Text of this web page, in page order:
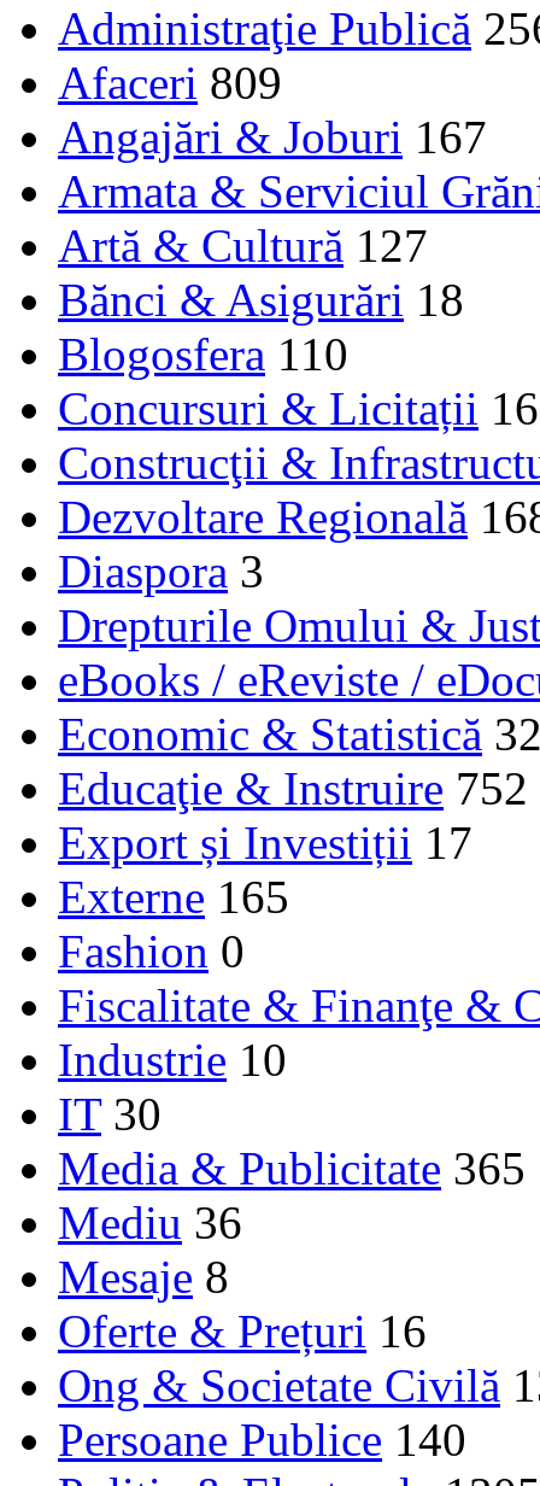
Administraţie Publică
Afaceri 809
Angajări & Joburi 167
Armata & Serviciul
Artă & Cultură 127
Bănci & Asigurări 18
Blogosfera 110
Concursuri & Licitații 16
Construcţii &
Dezvoltare Regională
Diaspora 3
Drepturile Omului &
eBooks / eReviste /
Economic & Statistică
Educaţie & Instruire 752
Export și Investiții 17
Externe 165
Fashion 0
Fiscalitate & Finanţe &
Industrie 10
IT 30
Media & Publicitate 365
Mediu 36
Mesaje 8
Oferte & Prețuri 16
Ong & Societate Civilă
Persoane Publice 140